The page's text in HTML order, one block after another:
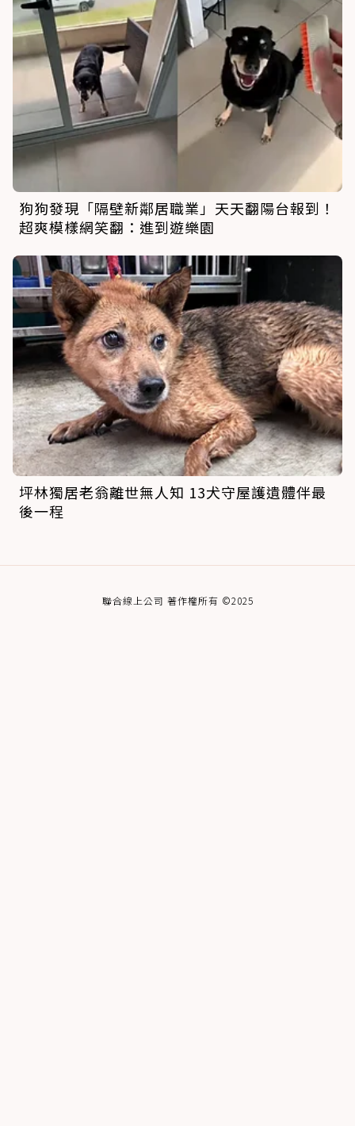
狗狗發現「隔壁新鄰居職業」天天翻陽台報到！
超爽模樣網笑翻：進到遊樂園
坪林獨居老翁離世無人知 13犬守屋護遺體伴最
後一程
聯合線上公司 著作權所有 ©2025